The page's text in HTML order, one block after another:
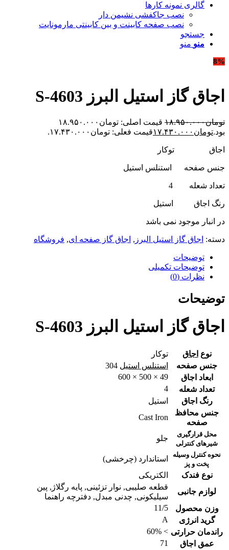
گالری نمونه کارها
نصب جاکفشی نشیمن دار
نصب صفحه کابینت و بین کابینتی مارمونایت
جستجو
منو منو
8%
اجاق گاز استیل البرز S-4603
تومان۱۸.۹۵۰.۰۰۰
قیمت اصلی: تومان۱۸.۹۵۰.۰۰۰
بود.تومان ۱۷.۴۳۰.۰۰۰قیمت فعلی: تومان۱۷.۴۳۰.۰۰۰.
اجاق توکار
جنس صفحه استنلس استیل
تعداد شعله 4
رنگ اجاق استیل
در انبار موجود نمی باشد
دسته: اجاق گاز استیل البرز , اجاق گاز صفحه ای, فروشگاه
توضیحات
توضیحات تکمیلی
نظرات (0)
توضیحات
اجاق گاز استیل البرز S-4603
نوع اجاق
توکار
جنس صفحه
استنلس استیل
ابعاد اجاق
49 × 500 × 600
تعداد شعله
4
رنگ اجاق
استیل
جنس محافظ
صفحه
Cast Iron
محل قرارگیری
شیرهای کنترلی
جلو
نحوه کنترل وسیله
پخت و پز
استاندارد (چرخشی)
نوع فندک
الکتریکی
لوازم جانبی
قطعه صلیبی, نوار تزئینی, پایه رگلاژ, پین
سیلیکونی, چدنی مبدل, دفترچه راهنما
وزن محصول
11/5
گرید انرژی
A
راندمان حرارتی > 60%
عمق اجاق
71